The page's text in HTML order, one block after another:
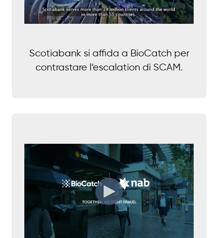
Scotiabank si affida a BioCatch per
contrastare l’escalation di SCAM.